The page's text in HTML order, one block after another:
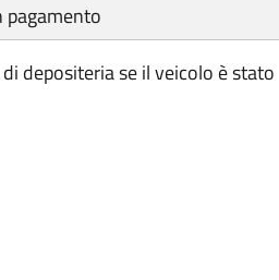
pagamento
depositeria se il veicolo è stato